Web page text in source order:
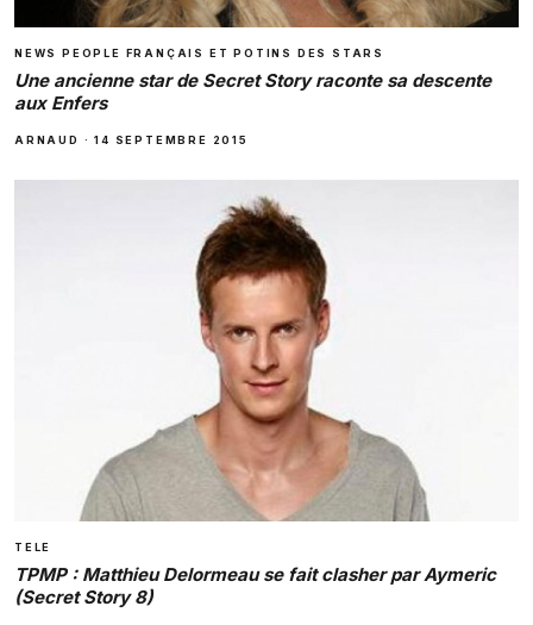
NEWS PEOPLE FRANÇAIS ET POTINS DES STARS
Une ancienne star de Secret Story raconte sa descente
aux Enfers
ARNAUD ·14 SEPTEMBRE 2015
TELE
TPMP : Matthieu Delormeau se fait clasher par Aymeric
(Secret Story 8)